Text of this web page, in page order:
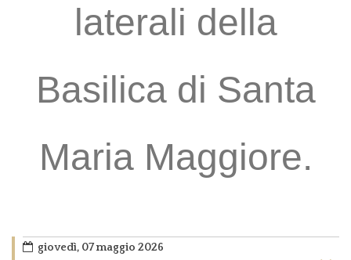
laterali della
Basilica di Santa
Maria Maggiore.
giovedì, 07 maggio 2026